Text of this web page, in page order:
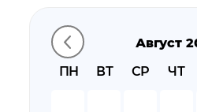
Контакты
Август
ПН
ВТ СР ЧТ
время прибытия
время в пути
цену билета